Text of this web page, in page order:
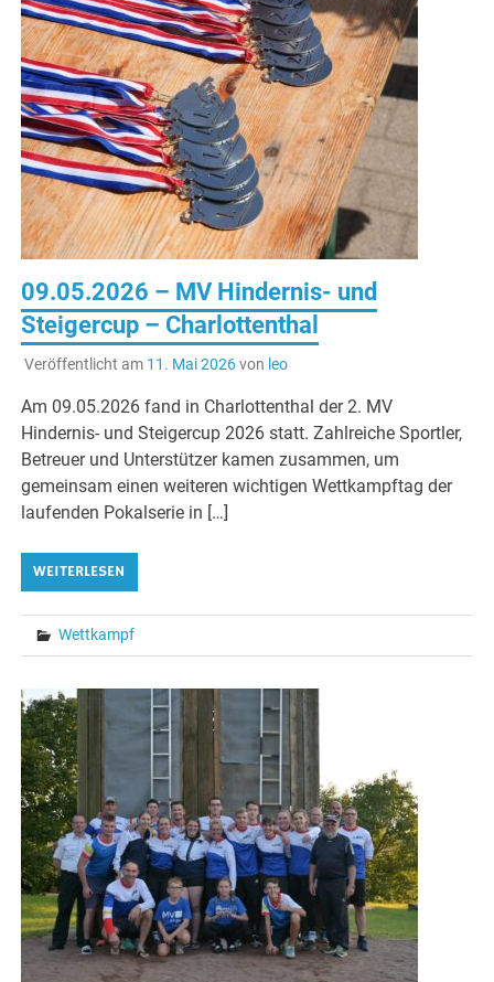
09.05.2026 – MV Hindernis- und
Steigercup – Charlottenthal
Veröffentlicht am 11. Mai 2026von leo
Am 09.05.2026 fand in Charlottenthal der 2. MV
Hindernis- und Steigercup 2026 statt. Zahlreiche Sportler,
Betreuer und Unterstützer kamen zusammen, um
gemeinsam einen weiteren wichtigen Wettkampftag der
laufenden Pokalserie in […]
WEITERLESEN
Wettkampf